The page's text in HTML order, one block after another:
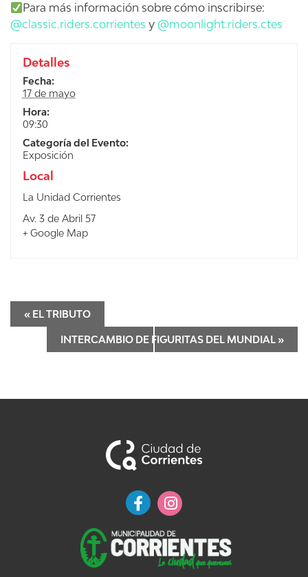
Para más información sobre cómo inscribirse:
@classic.riders.corrientes y @moonlight.riders.ctes
Detalles
Fecha:
17 de mayo
Hora:
09:30
Categoría del Evento:
Exposición
Local
La Unidad Corrientes
Av. 3 de Abril 57
+ Google Map
« EL TRIBUTO
INTERCAMBIO DE FIGURITAS DEL MUNDIAL »